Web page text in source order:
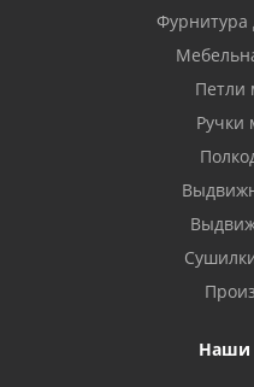
Фурнитура
Петли
Ручки
Наши